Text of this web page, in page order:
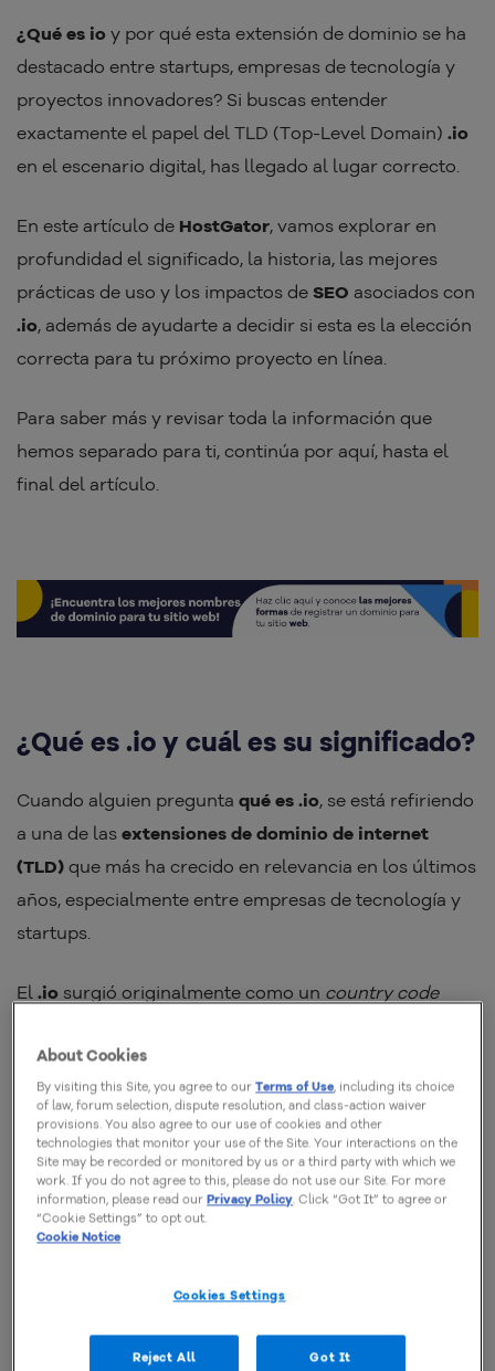
¿Qué es io y por qué esta extensión de dominio se ha
destacado entre startups, empresas de tecnología y
proyectos innovadores? Si buscas entender
exactamente el papel del TLD (Top-Level Domain) .io
en el escenario digital, has llegado al lugar correcto.
En este artículo de HostGator, vamos explorar en
profundidad el significado, la historia, las mejores
prácticas de uso y los impactos de SEO asociados con
.io, además de ayudarte a decidir si esta es la elección
correcta para tu próximo proyecto en línea.
Para saber más y revisar toda la información que
hemos separado para ti, continúa por aquí, hasta el
final del artículo.
¿Qué es .io y cuál es su significado?
Cuando alguien pregunta qué es .io, se está refiriendo
a una de las extensiones de dominio de internet
(TLD) que más ha crecido en relevancia en los últimos
años, especialmente entre empresas de tecnología y
startups.
El .io surgió originalmente como un country code
del Océano Índico, pero terminó trascendiendo su
uso geográfico. Hoy, funciona de manera genérica,
llevando una fuerte connotación técnica: “IO” se
refiere al términoinput/output , concepto
fundamental en computación que describe el flujo de
datos entre sistemas.
Por eso, emprendedores de software, servicios en la
masivamente el.io para reforzar su posicionamiento
About Cookies
By visiting this Site, you agree to ourTerms of Use, including its choice
of law, forum selection, dispute resolution, and class-action waiver
provisions. You also agree to our use of cookies and other
technologies that monitor your use of the Site. Your interactions on the
Site may be recorded or monitored by us or a third party with which we
work. If you do not agree to this, please do not use our Site. For more
information, please read ourPrivacy Policy. Click “Got It” to agree or
“Cookie Settings” to opt out.
Cookie Notice
Cookies Settings
Reject All Got It